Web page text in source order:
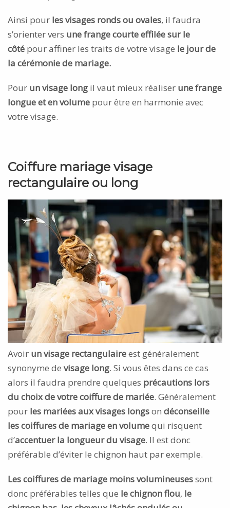
Ainsi pour les visages ronds ou ovales, il faudra
s’orienter vers une frange courte effilée sur le
côté pour affiner les traits de votre visage le jour de
la cérémonie de mariage.
Pour un visage long il vaut mieux réaliser une frange
longue et en volume pour être en harmonie avec
votre visage.
Coiffure mariage visage
rectangulaire ou long
Avoir un visage rectangulaireest généralement
synonyme de visage long. Si vous êtes dans ce cas
alors il faudra prendre quelques précautions lors
du choix de votre coiffure de mariée. Généralement
pour les mariées aux visages longson déconseille
les coiffures de mariage en volumequi risquent
d’accentuer la longueur du visage. Il est donc
préférable d’éviter le chignon haut par exemple.
Les coiffures de mariage moins volumineusessont
donc préférables telles que le chignon flou, le